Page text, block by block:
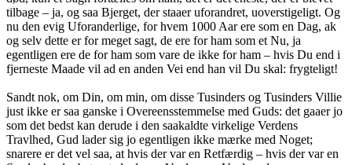
tilbage – ja, og saa Bjerget, der staaer uforandret, uoverstigeligt. Og
nu den evig Uforanderlige, for hvem 1000 Aar ere som en Dag, ak
og selv dette er for meget sagt, de ere for ham som et Nu, ja
egentligen ere de for ham som vare de ikke for ham – hvis Du end i
fjerneste Maade vil ad en anden Vei end han vil Du skal: frygteligt!
Sandt nok, om Din, om min, om disse Tusinders og Tusinders Villie
just ikke er saa ganske i Overeensstemmelse med Guds: det gaaer jo
som det bedst kan derude i den saakaldte virkelige Verdens
Travlhed, Gud lader sig jo egentligen ikke mærke med Noget;
snarere er det vel saa, at hvis der var en Retfærdig – hvis der var en